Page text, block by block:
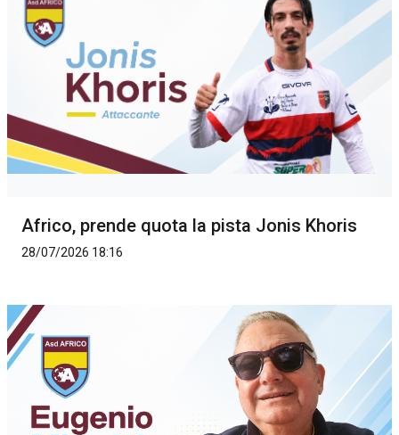
Africo, prende quota la pista Jonis Khoris
28/07/2026 18:16